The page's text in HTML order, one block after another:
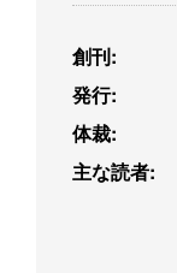
創刊:
発行:
体裁:
主な読者: